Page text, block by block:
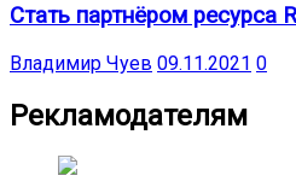
Стать партнёром ресурса
Владимир Чуев 09.11.2021 0
Рекламодателям